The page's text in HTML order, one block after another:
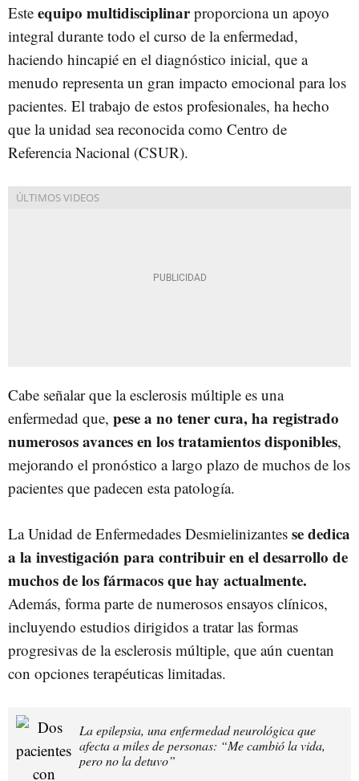
Este equipo multidisciplinarproporciona un apoyo
integral durante todo el curso de la enfermedad,
haciendo hincapié en el diagnóstico inicial, que a
menudo representa un gran impacto emocional para los
pacientes. El trabajo de estos profesionales, ha hecho
que la unidad sea reconocida como Centro de
Referencia Nacional (CSUR).
Cabe señalar que la esclerosis múltiple es una
enfermedad que, pese a no tener cura, ha registrado
numerosos avances en los tratamientos disponibles,
mejorando el pronóstico a largo plazo de muchos de los
pacientes que padecen esta patología.
La Unidad de Enfermedades Desmielinizantes se dedica
a la investigación para contribuir en el desarrollo de
muchos de los fármacos que hay actualmente.
Además, forma parte de numerosos ensayos clínicos,
incluyendo estudios dirigidos a tratar las formas
progresivas de la esclerosis múltiple, que aún cuentan
con opciones terapéuticas limitadas.
La epilepsia, una enfermedad neurológica que
afecta a miles de personas: “Me cambió la vida,
pero no la detuvo”